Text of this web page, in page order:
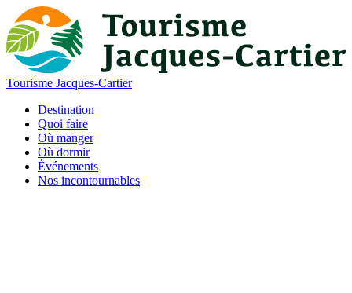
Tourisme Jacques-Cartier
Destination
Quoi faire
Où manger
Où dormir
Événements
Nos incontournables